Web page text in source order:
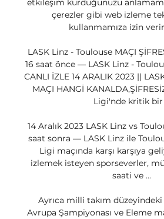
etkileşim kurduğunuzu
çerezler gibi web izleme
kullanmamıza izin
LASK Linz - Toulouse MAÇI
16 saat önce — LASK Linz -
CANLI İZLE 14 ARALIK 2023 ||
MAÇI HANGİ
Ligi'nde kritik bir
14 Aralık 2023 LASK Linz vs
saat sonra — LASK Linz ile
Ligi maçında karşı karşıya
izlemek isteyen sporseverler,
saati ve ...
Ayrıca milli takım düzeyindeki
Avrupa Şampiyonası ve Eleme